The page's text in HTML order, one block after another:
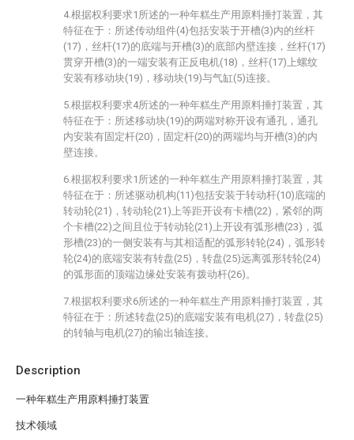
Description
一种年糕生产用原料捶打装置
技术领域
4.根据权利要求1所述的一种年糕生产用原料捶打装置，其
特征在于：所述传动组件(4)包括安装于开槽(3)内的丝杆
(17)，丝杆(17)的底端与开槽(3)的底部内壁连接，丝杆(17)
贯穿开槽(3)的一端安装有正反电机(18)，丝杆(17)上螺纹
安装有移动块(19)，移动块(19)与气缸(5)连接。
5.根据权利要求4所述的一种年糕生产用原料捶打装置，其
特征在于：所述移动块(19)的两端对称开设有通孔，通孔
内安装有固定杆(20)，固定杆(20)的两端均与开槽(3)的内
壁连接。
6.根据权利要求1所述的一种年糕生产用原料捶打装置，其
特征在于：所述驱动机构(11)包括安装于转动杆(10)底端的
转动轮(21)，转动轮(21)上等距开设有卡槽(22)，紧邻的两
个卡槽(22)之间且位于转动轮(21)上开设有弧形槽(23)，弧
形槽(23)的一侧安装有与其相适配的弧形转轮(24)，弧形转
轮(24)的底端安装有转盘(25)，转盘(25)远离弧形转轮(24)
的弧形面的顶端边缘处安装有拨动杆(26)。
7.根据权利要求6所述的一种年糕生产用原料捶打装置，其
特征在于：所述转盘(25)的底端安装有电机(27)，转盘(25)
的转轴与电机(27)的输出轴连接。